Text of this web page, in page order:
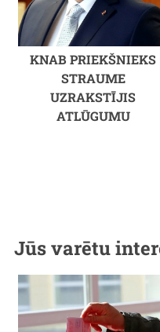
KNAB PRIEKŠNIEKS
STRAUME
UZRAKSTĪJIS
ATLŪGUMU
Jūs varētu